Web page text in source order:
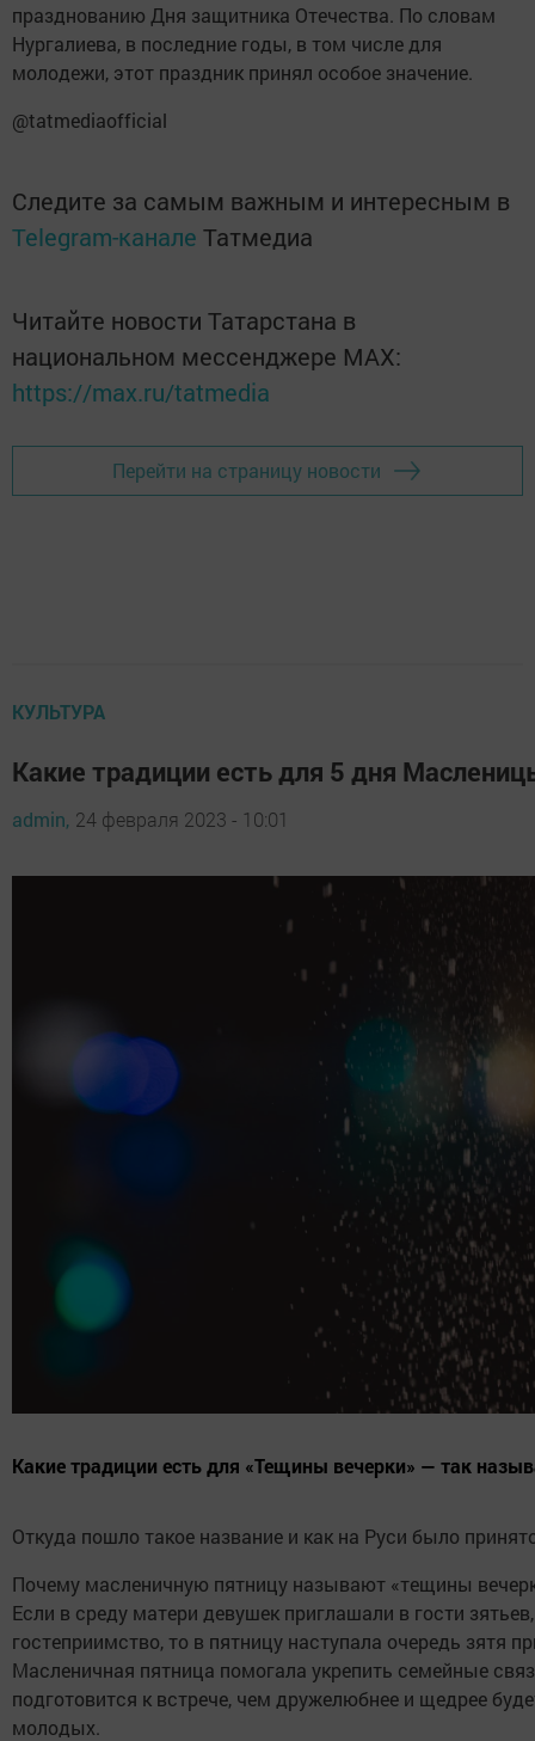
празднованию Дня защитника Отечества. По словам
Нургалиева, в последние годы, в том числе для
молодежи, этот праздник принял особое значение.
@tatmediaofficial
Следите за самым важным и интересным в
Telegram-канале Татмедиа
Читайте новости Татарстана в
национальном мессенджере MАХ:
https://max.ru/tatmedia
Перейти на страницу новости
КУЛЬТУРА
Какие традиции есть для 5 дня
admin, 24 февраля 2023 - 10:01
Какие традиции есть для «Тещины вечерки» — так
Откуда пошло такое название и как на Руси было
Почему масленичную пятницу называют «тещины
Если в среду матери девушек приглашали в гости
гостеприимство, то в пятницу наступала очередь зятя
Масленичная пятница помогала укрепить семейные
подготовится к встрече, чем дружелюбнее и щедрее
молодых.